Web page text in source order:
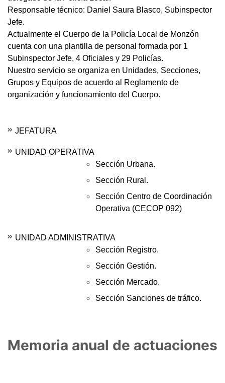
Responsable técnico: Daniel Saura Blasco, Subinspector
Jefe.
Actualmente el Cuerpo de la Policía Local de Monzón
cuenta con una plantilla de personal formada por 1
Subinspector Jefe, 4 Oficiales y 29 Policías.
Nuestro servicio se organiza en Unidades, Secciones,
Grupos y Equipos de acuerdo al Reglamento de
organización y funcionamiento del Cuerpo.
JEFATURA
UNIDAD OPERATIVA
Sección Urbana.
Sección Rural.
Sección Centro de Coordinación
Operativa (CECOP 092)
UNIDAD ADMINISTRATIVA
Sección Registro.
Sección Gestión.
Sección Mercado.
Sección Sanciones de tráfico.
Memoria anual de actuaciones